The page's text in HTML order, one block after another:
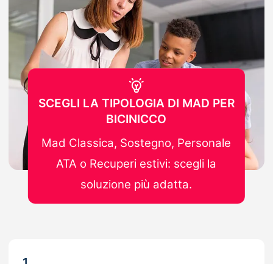
SCEGLI LA TIPOLOGIA DI MAD PER
BICINICCO
Mad Classica, Sostegno, Personale
ATA o Recuperi estivi: scegli la
soluzione più adatta.